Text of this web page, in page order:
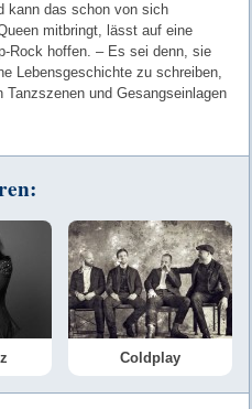
kann das schon von sich
mitbringt, lässt auf eine
Rock hoffen. – Es sei denn, sie
Lebensgeschichte zu schreiben,
und Gesangseinlagen
Coldplay